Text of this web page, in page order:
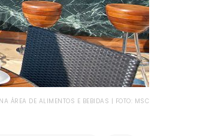
ÁREA DE ALIMENTOS E BEBIDAS | FOTO: MSC